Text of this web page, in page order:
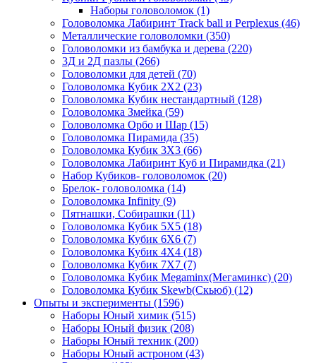
Наборы головоломок (1)
Головоломка Лабиринт Track ball и Perplexus (46)
Металлические головоломки (350)
Головоломки из бамбука и дерева (220)
3Д и 2Д пазлы (266)
Головоломки для детей (70)
Головоломка Кубик 2Х2 (23)
Головоломка Кубик нестандартный (128)
Головоломка Змейка (59)
Головоломка Орбо и Шар (15)
Головоломка Пирамида (35)
Головоломка Кубик 3Х3 (66)
Головоломка Лабиринт Куб и Пирамидка (21)
Набор Кубиков- головоломок (20)
Брелок- головоломка (14)
Головоломка Infinity (9)
Пятнашки, Собирашки (11)
Головоломка Кубик 5Х5 (18)
Головоломка Кубик 6Х6 (7)
Головоломка Кубик 4Х4 (18)
Головоломка Кубик 7Х7 (7)
Головоломка Кубик Megaminx(Мегаминкс) (20)
Головоломка Кубик Skewb(Скьюб) (12)
Опыты и эксперименты (1596)
Наборы Юный химик (515)
Наборы Юный физик (208)
Наборы Юный техник (200)
Наборы Юный астроном (43)